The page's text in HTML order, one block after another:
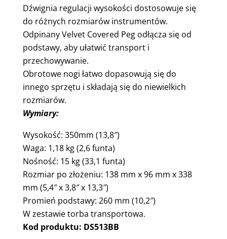
Dźwignia regulacji wysokości dostosowuje się
do różnych rozmiarów instrumentów.
Odpinany Velvet Covered Peg odłącza się od
podstawy, aby ułatwić transport i
przechowywanie.
Obrotowe nogi łatwo dopasowują się do
innego sprzętu i składają się do niewielkich
rozmiarów.
Wymiary:
Wysokość: 350mm (13,8″)
Waga: 1,18 kg (2,6 funta)
Nośność: 15 kg (33,1 funta)
Rozmiar po złożeniu: 138 mm x 96 mm x 338
mm (5,4″ x 3,8″ x 13,3″)
Promień podstawy: 260 mm (10,2″)
W zestawie torba transportowa.
Kod produktu: DS513BB